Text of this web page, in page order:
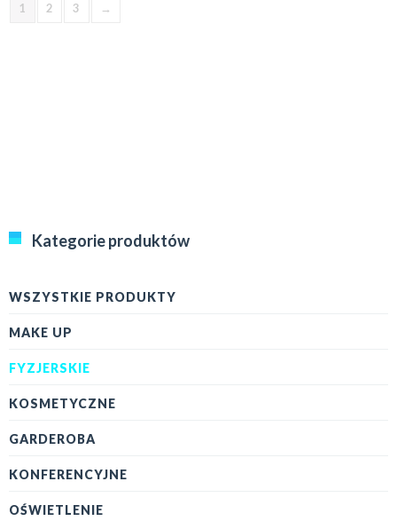
1 2 3 →
Kategorie produktów
WSZYSTKIE PRODUKTY
MAKE UP
FYZJERSKIE
KOSMETYCZNE
GARDEROBA
KONFERENCYJNE
OŚWIETLENIE